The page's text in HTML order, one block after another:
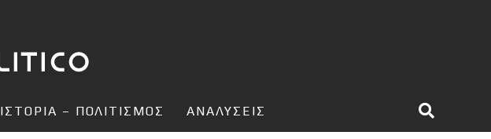
ΙΣΤΟΡΙΑ – ΠΟΛΙΤΙΣΜΟΣ ΑΝΑΛΥΣΕΙΣ